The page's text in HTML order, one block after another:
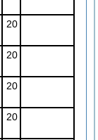
20
20
20
20